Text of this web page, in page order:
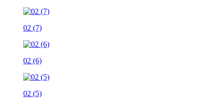
02 (7)
02 (6)
02 (5)